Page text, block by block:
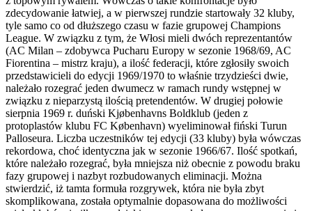
zdecydowanie łatwiej, a w pierwszej rundzie startowały 32 kluby,
tyle samo co od dłuższego czasu w fazie grupowej Champions
League. W związku z tym, że Włosi mieli dwóch reprezentantów
(AC Milan – zdobywca Pucharu Europy w sezonie 1968/69, AC
Fiorentina – mistrz kraju), a ilość federacji, które zgłosiły swoich
przedstawicieli do edycji 1969/1970 to właśnie trzydzieści dwie,
należało rozegrać jeden dwumecz w ramach rundy wstępnej w
związku z nieparzystą ilością pretendentów. W drugiej połowie
sierpnia 1969 r. duński Kjøbenhavns Boldklub (jeden z
protoplastów klubu FC København) wyeliminował fiński Turun
Palloseura. Liczba uczestników tej edycji (33 kluby) była wówczas
rekordowa, choć identyczna jak w sezonie 1966/67. Ilość spotkań,
które należało rozegrać, była mniejsza niż obecnie z powodu braku
fazy grupowej i nazbyt rozbudowanych eliminacji. Można
stwierdzić, iż tamta formuła rozgrywek, która nie była zbyt
skomplikowana, została optymalnie dopasowana do możliwości